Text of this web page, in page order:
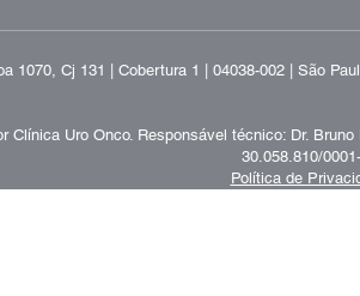
1070, Cj 131 | Cobertura 1 | 04038-002 | São
Clínica Uro Onco.Responsável técnico: Dr.
30.058.810/
Política de